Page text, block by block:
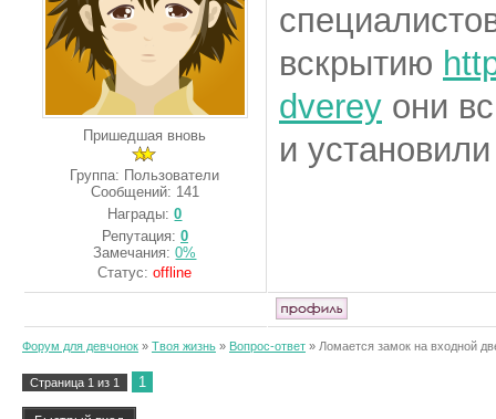
Пришедшая вновь
Группа: Пользователи
Сообщений: 141
Награды:0
Репутация: 0
Замечания:0%
Статус:offline
вскрытию
dverey они
и
Форум для девчонок » Твоя жизнь » Вопрос-ответ » Ломается замок на входной
Страница 1 из 1 1